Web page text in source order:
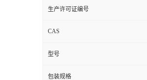
生产许可证编号
CAS
型号
包装规格